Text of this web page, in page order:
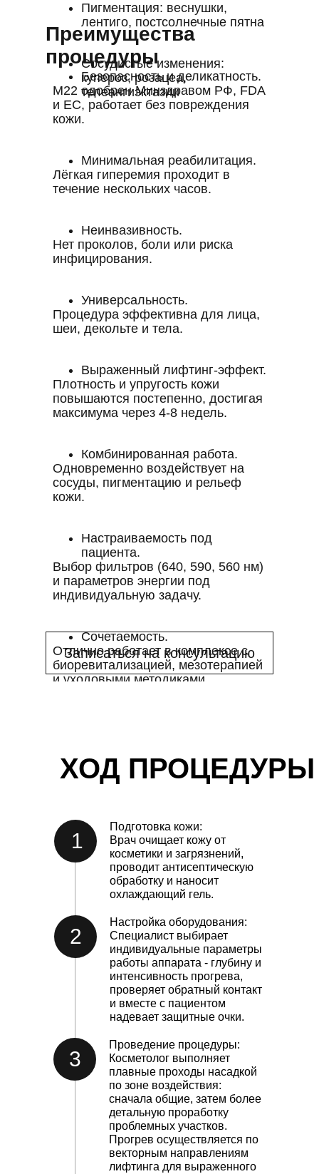
Преимущества
процедуры
Пигментация: веснушки,
лентиго, постсолнечные пятна
Сосудистые изменения:
купероз, розацеа,
телеангиэктазии
Безопасность и деликатность.
M22 одобрен Минздравом РФ, FDA
и ЕС, работает без повреждения
кожи.
Минимальная реабилитация.
Лёгкая гиперемия проходит в
течение нескольких часов.
Неинвазивность.
Нет проколов, боли или риска
инфицирования.
Универсальность.
Процедура эффективна для лица,
шеи, декольте и тела.
Выраженный лифтинг-эффект.
Плотность и упругость кожи
повышаются постепенно, достигая
максимума через 4-8 недель.
Комбинированная работа.
Одновременно воздействует на
сосуды, пигментацию и рельеф
кожи.
Настраиваемость под
пациента.
Выбор фильтров (640, 590, 560 нм)
и параметров энергии под
индивидуальную задачу.
Сочетаемость.
Отлично работает в комплексе с
биоревитализацией, мезотерапией
и уходовыми методиками.
Записаться на консультацию
ХОД ПРОЦЕДУРЫ
Подготовка кожи:
Врач очищает кожу от
косметики и загрязнений,
проводит антисептическую
обработку и наносит
охлаждающий гель.
1
Настройка оборудования:
Специалист выбирает
индивидуальные параметры
работы аппарата - глубину и
интенсивность прогрева,
проверяет обратный контакт
и вместе с пациентом
надевает защитные очки.
2
Проведение процедуры:
Косметолог выполняет
плавные проходы насадкой
по зоне воздействия:
сначала общие, затем более
детальную проработку
проблемных участков.
Прогрев осуществляется по
векторным направлениям
лифтинга для выраженного
3